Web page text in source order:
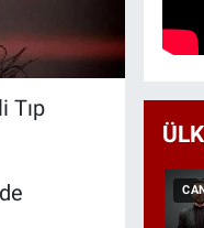
Tıp